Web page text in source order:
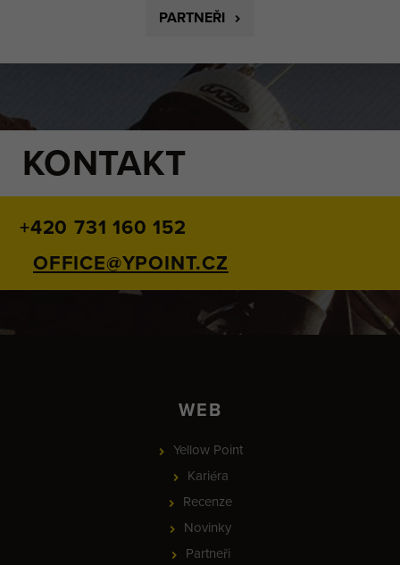
PARTNEŘI
KONTAKT
+420 731 160 152
OFFICE@YPOINT.CZ
WEB
Yellow Point
Kariéra
Recenze
Novinky
Partneři